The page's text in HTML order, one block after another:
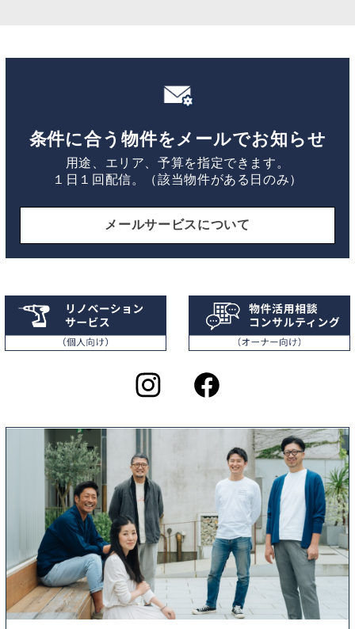
条件に合う物件をメールでお知らせ
用途、エリア、予算を指定できます。
１日１回配信。（該当物件がある日のみ）
メールサービスについて